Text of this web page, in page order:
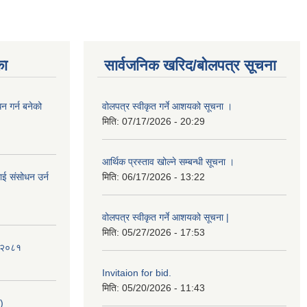
गर्न बनेको
संसोधन उर्न
२०८१
सार्वजनिक खरिद/बोलपत्र सूचना
वोलपत्र स्वीकृत गर्ने आशयको सूचना ।
मिति: 07/17/2026 - 20:29
आर्थिक प्रस्ताव खोल्ने सम्बन्धी सूचना ।
मिति: 06/17/2026 - 13:22
वोलपत्र स्वीकृत गर्ने आशयको सूचना |
मिति: 05/27/2026 - 17:53
Invitaion for bid.
मिति: 05/20/2026 - 11:43